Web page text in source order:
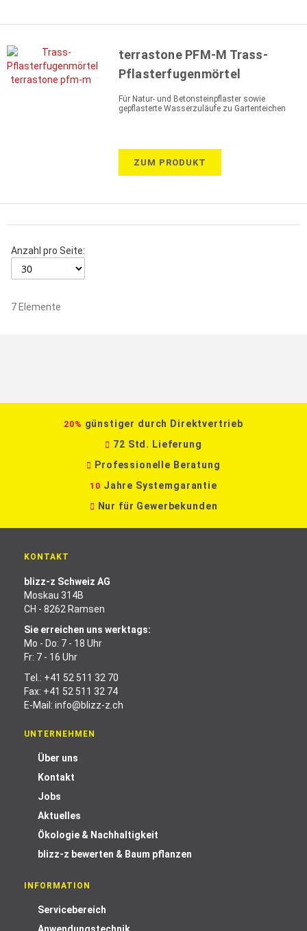
terrastone PFM-M Trass-
Pflasterfugenmörtel
Für Natur- und Betonsteinpflaster sowie
gepflasterte Wasserzuläufe zu Gartenteichen
ZUM PRODUKT
Anzahl pro Seite:
7 Elemente
20% günstiger durch Direktvertrieb
72 Std. Lieferung
Professionelle Beratung
10 Jahre Systemgarantie
Nur für Gewerbekunden
KONTAKT
blizz-z Schweiz AG
Moskau 314B
CH - 8262 Ramsen
Sie erreichen uns werktags:
Mo - Do: 7 - 18 Uhr
Fr: 7 - 16 Uhr
Tel.: +41 52 511 32 70
Fax: +41 52 511 32 74
E-Mail: info@blizz-z.ch
UNTERNEHMEN
Über uns
Kontakt
Jobs
Aktuelles
Ökologie & Nachhaltigkeit
blizz-z bewerten & Baum pflanzen
INFORMATION
Servicebereich